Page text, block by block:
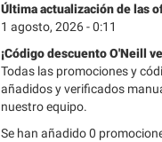
Última actualización de las
1 agosto, 2026 - 0:11
¡Código descuento O'Neill
Todas las promociones y
añadidos y verificados
nuestro equipo.
Se han añadido 0